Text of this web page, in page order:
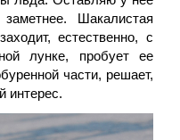
Шакалистая
естественно, с
лунке, пробует ее
части, решает,
интерес.